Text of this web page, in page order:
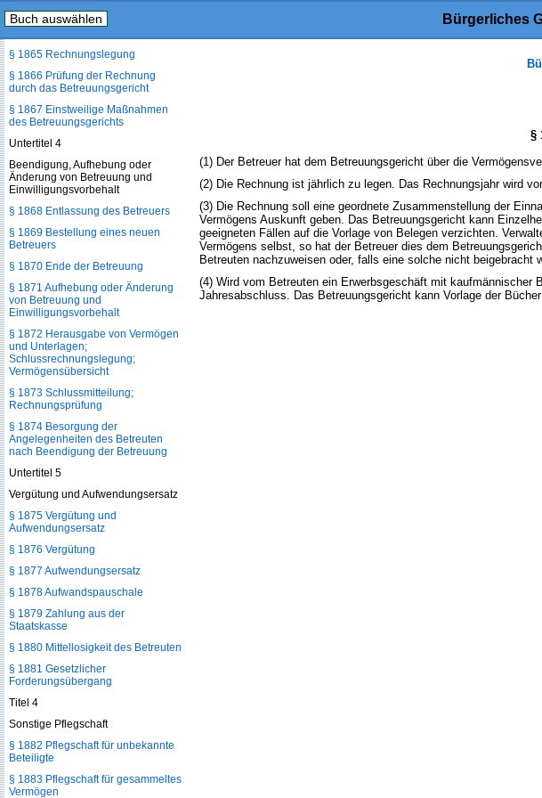
Buch auswählen Bürgerliches
§
(1) Der Betreuer hat dem Betreuungsgericht über die
(2) Die Rechnung ist jährlich zu legen. Das Rechnungsjahr wird
(3) Die Rechnung soll eine geordnete Zusammenstellung der
Vermögens Auskunft geben. Das Betreuungsgericht kann
geeigneten Fällen auf die Vorlage von Belegen verzichten.
Vermögens selbst, so hat der Betreuer dies dem
Betreuten nachzuweisen oder, falls eine solche nicht
(4) Wird vom Betreuten ein Erwerbsgeschäft mit kaufmännischer
Jahresabschluss. Das Betreuungsgericht kann Vorlage der
§ 1864 Auskunfts- und
§ 1865 Rechnungslegung
§ 1866 Prüfung der Rechnung
durch das Betreuungsgericht
§ 1867 Einstweilige Maßnahmen
des Betreuungsgerichts
Untertitel 4
Beendigung, Aufhebung oder
Änderung von Betreuung und
Einwilligungsvorbehalt
§ 1868 Entlassung des Betreuers
§ 1869 Bestellung eines neuen
Betreuers
§ 1870 Ende der Betreuung
§ 1871 Aufhebung oder Änderung
von Betreuung und
Einwilligungsvorbehalt
§ 1872 Herausgabe von Vermögen
und Unterlagen;
Schlussrechnungslegung;
Vermögensübersicht
§ 1873 Schlussmitteilung;
Rechnungsprüfung
§ 1874 Besorgung der
Angelegenheiten des Betreuten
nach Beendigung der Betreuung
Untertitel 5
Vergütung und Aufwendungsersatz
§ 1875 Vergütung und
Aufwendungsersatz
§ 1876 Vergütung
§ 1877 Aufwendungsersatz
§ 1878 Aufwandspauschale
§ 1879 Zahlung aus der
Staatskasse
§ 1880 Mittellosigkeit des Betreuten
§ 1881 Gesetzlicher
Forderungsübergang
Titel 4
Sonstige Pflegschaft
§ 1882 Pflegschaft für unbekannte
Beteiligte
§ 1883 Pflegschaft für gesammeltes
Vermögen